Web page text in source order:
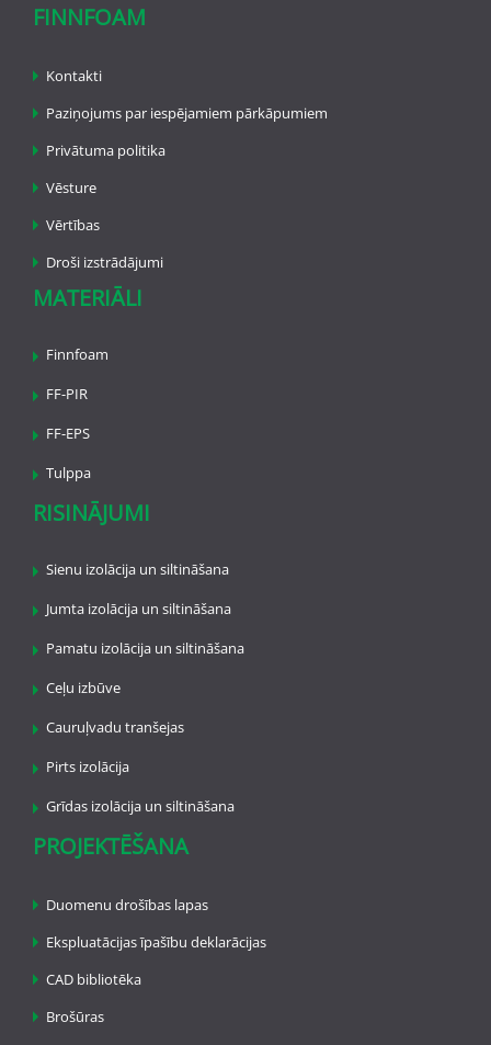
FINNFOAM
Kontakti
Paziņojums par iespējamiem pārkāpumiem
Privātuma politika
Vēsture
Vērtības
Droši izstrādājumi
MATERIĀLI
Finnfoam
FF-PIR
FF-EPS
Tulppa
RISINĀJUMI
Sienu izolācija un siltināšana
Jumta izolācija un siltināšana
Pamatu izolācija un siltināšana
Ceļu izbūve
Cauruļvadu tranšejas
Pirts izolācija
Grīdas izolācija un siltināšana
PROJEKTĒŠANA
Duomenu drošības lapas
Ekspluatācijas īpašību deklarācijas
CAD bibliotēka
Brošūras